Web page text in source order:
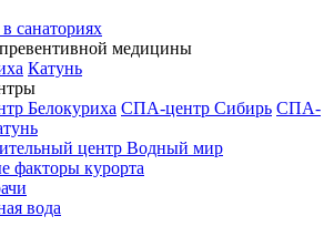
санаториях
медицины
Катунь
Белокуриха СПА-центр Сибирь СПА-
центр Водный мир
факторы курорта
вода